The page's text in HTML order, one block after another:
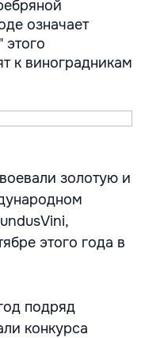
означает
этого
к виноградникам
золотую и
этого года в
подряд
конкурса